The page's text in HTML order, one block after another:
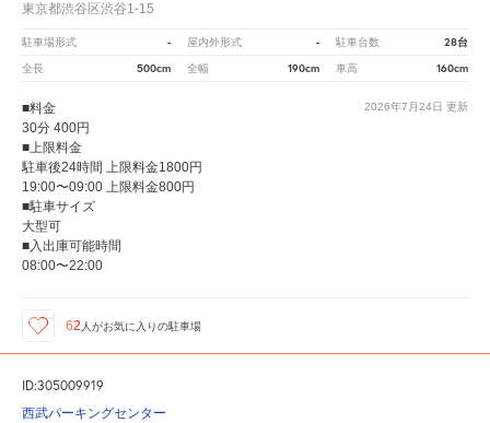
東京都渋谷区渋谷1-15
駐車場形式 - 屋内外形式 - 駐車台数 28台
全長 500cm 全幅 190cm 車高 160cm
2026年7月24日 更新
■料金
30分 400円
■上限料金
駐車後24時間 上限料金1800円
19:00〜09:00 上限料金800円
■駐車サイズ
大型可
■入出庫可能時間
08:00〜22:00
62 人がお気に入りの駐車場
ID:305009919
西武パーキングセンター